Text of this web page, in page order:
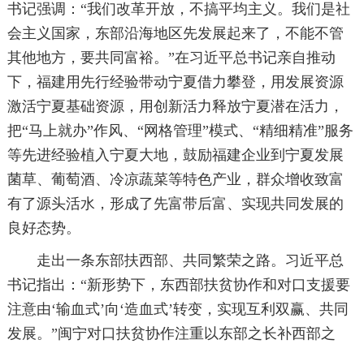
书记强调：“我们改革开放，不搞平均主义。我们是社
会主义国家，东部沿海地区先发展起来了，不能不管
其他地方，要共同富裕。”在习近平总书记亲自推动
下，福建用先行经验带动宁夏借力攀登，用发展资源
激活宁夏基础资源，用创新活力释放宁夏潜在活力，
把“马上就办”作风、“网格管理”模式、“精细精准”服务
等先进经验植入宁夏大地，鼓励福建企业到宁夏发展
菌草、葡萄酒、冷凉蔬菜等特色产业，群众增收致富
有了源头活水，形成了先富带后富、实现共同发展的
良好态势。
走出一条东部扶西部、共同繁荣之路。习近平总
书记指出：“新形势下，东西部扶贫协作和对口支援要
注意由‘输血式’向‘造血式’转变，实现互利双赢、共同
发展。”闽宁对口扶贫协作注重以东部之长补西部之